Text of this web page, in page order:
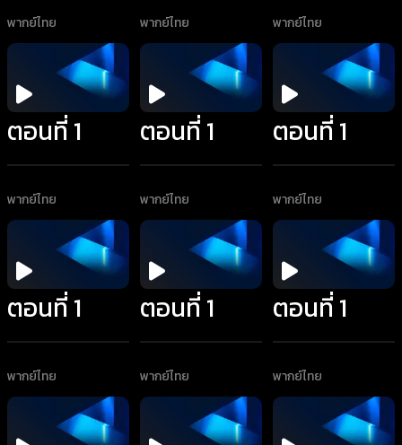
พากย์ไทย พากย์ไทย พากย์ไทย
ตอนที่ 1
พากย์ไทย
ตอนที่ 1
พากย์ไทย
ตอนที่ 1
พากย์ไทย
ตอนที่ 1
พากย์ไทย
ตอนที่ 1
พากย์ไทย
ตอนที่ 1
พากย์ไทย